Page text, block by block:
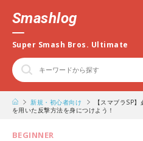
Smashlog
Super Smash Bros. Ultimate
新規・初心者向け
【スマブラSP
を用いた反撃方法を身につけよう！
BEGINNER